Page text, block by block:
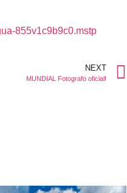
855v1c9b9c0.mstp
NEXT
MUNDIAL Fotografo oficial!